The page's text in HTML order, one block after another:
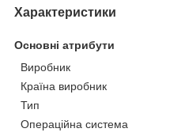
Характеристики
Основні атрибути
Виробник
Країна виробник
Тип
Операційна система